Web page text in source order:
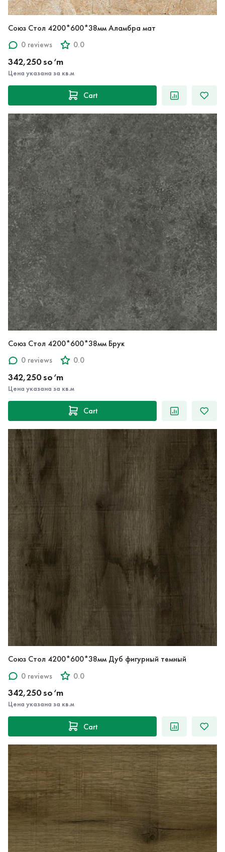
Союз Стол 4200*600*38мм Аламбра мат
0 reviews
0.0
342,250 so‘m
Цена указана за кв.м
Cart
Союз Стол 4200*600*38мм Брук
0 reviews
0.0
342,250 so‘m
Цена указана за кв.м
Cart
Союз Стол 4200*600*38мм Дуб фигурный темный
0 reviews
0.0
342,250 so‘m
Цена указана за кв.м
Cart